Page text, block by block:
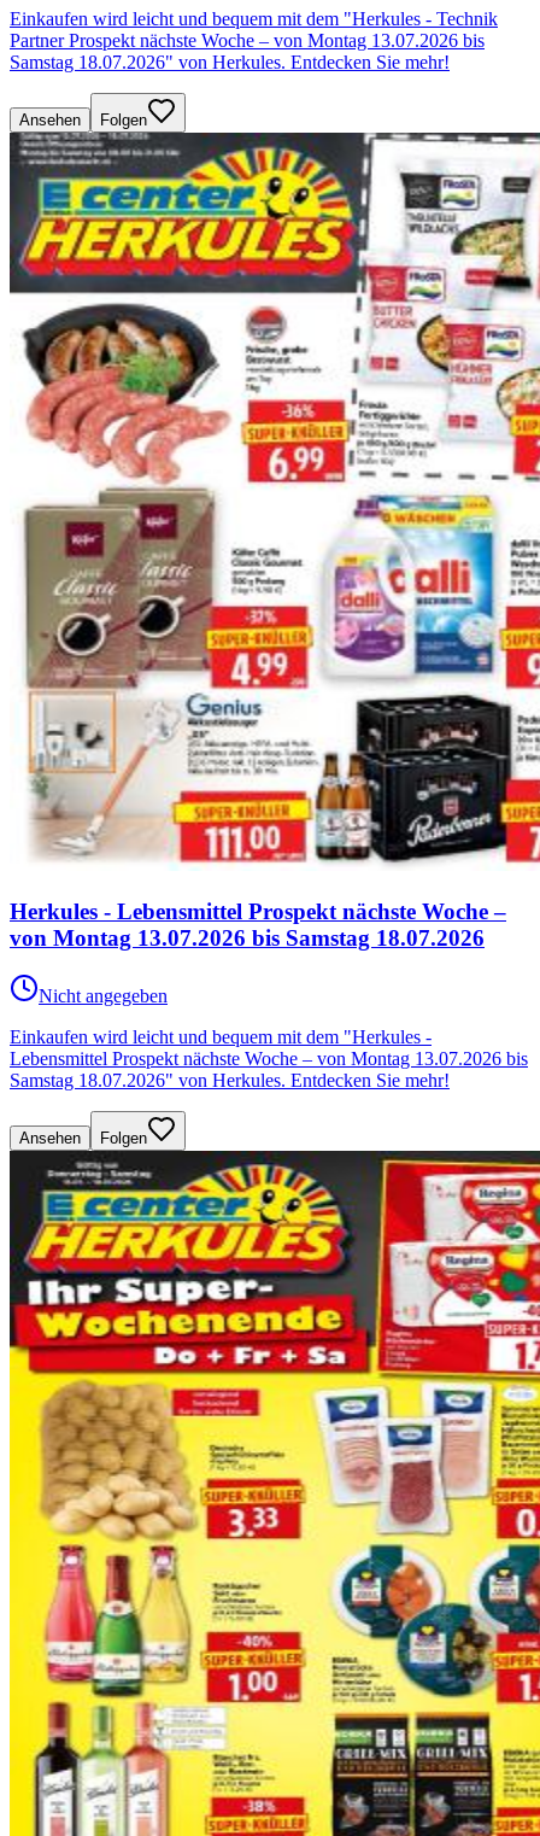
Einkaufen wird leicht und bequem mit dem "Herkules - Technik
Partner Prospekt nächste Woche – von Montag 13.07.2026 bis
Samstag 18.07.2026" von Herkules. Entdecken Sie mehr!
Ansehen Folgen
Herkules - Lebensmittel Prospekt nächste Woche –
von Montag 13.07.2026 bis Samstag 18.07.2026
Nicht angegeben
Einkaufen wird leicht und bequem mit dem "Herkules -
Lebensmittel Prospekt nächste Woche – von Montag 13.07.2026 bis
Samstag 18.07.2026" von Herkules. Entdecken Sie mehr!
Ansehen Folgen